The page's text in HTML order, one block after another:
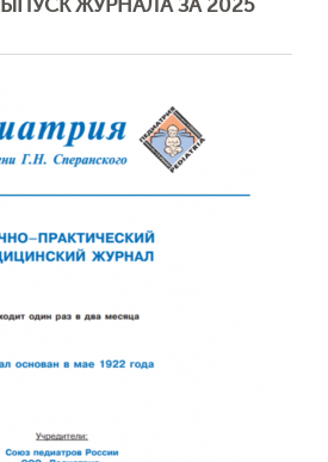
ЖУРНАЛА ЗА 2025
Обратная